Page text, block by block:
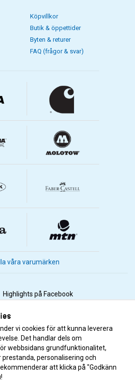
Köpvillkor
Butik & öppettider
Byten & returer
FAQ (frågor & svar)
våra varumärken
Highlights på Facebook
Highlights på Instagram
Highlights på Youtube
Highlights på Tiktok
vi cookies för att kunna leverera
Det handlar dels om
webbsidans grundfunktionalitet,
personalisering och
att klicka på "Godkänn